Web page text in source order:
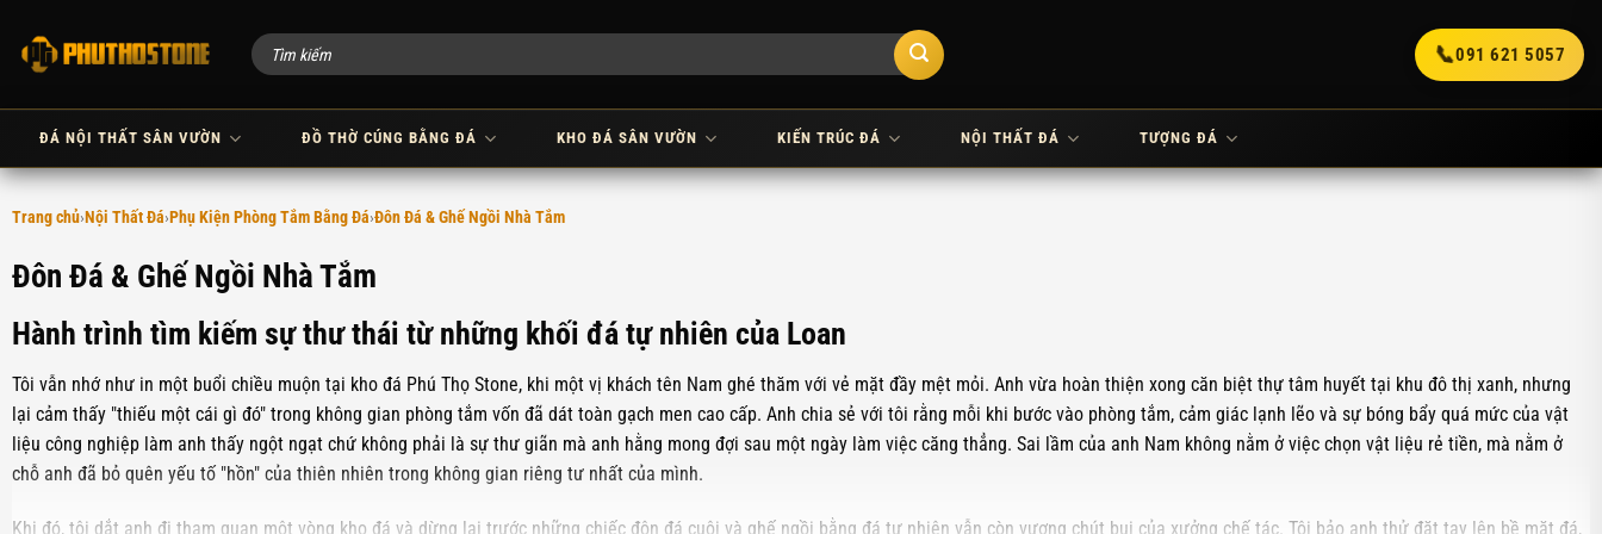
qua
dung
📞091 621 5057
ĐÁ NỘI THẤT SÂN VƯỜN ĐỒ THỜ CÚNG BẰNG ĐÁ KHO ĐÁ SÂN VƯỜN KIẾN TRÚC ĐÁ NỘI THẤT ĐÁ TƯỢNG ĐÁ
Trang chủ Nội Thất Đá Phụ Kiện Phòng Tắm Bằng Đá Đôn Đá & Ghế Ngồi Nhà Tắm
Đôn Đá & Ghế Ngồi Nhà Tắm
Hành trình tìm kiếm sự thư thái từ những khối đá tự nhiên của Loan
Tôi vẫn nhớ như in một buổi chiều muộn tại kho đá Phú Thọ Stone, khi một vị khách tên Nam ghé thăm với vẻ mặt đầy mệt mỏi. Anh vừa hoàn thiện xong căn biệt thự tâm huyết tại khu đô thị xanh, nhưng
lại cảm thấy "thiếu một cái gì đó" trong không gian phòng tắm vốn đã dát toàn gạch men cao cấp. Anh chia sẻ với tôi rằng mỗi khi bước vào phòng tắm, cảm giác lạnh lẽo và sự bóng bẩy quá mức của vật
liệu công nghiệp làm anh thấy ngột ngạt chứ không phải là sự thư giãn mà anh hằng mong đợi sau một ngày làm việc căng thẳng. Sai lầm của anh Nam không nằm ở việc chọn vật liệu rẻ tiền, mà nằm ở
chỗ anh đã bỏ quên yếu tố "hồn" của thiên nhiên trong không gian riêng tư nhất của mình.
Khi đó, tôi dắt anh đi tham quan một vòng kho đá và dừng lại trước những chiếc đôn đá cuội và ghế ngồi bằng đá tự nhiên vẫn còn vương chút bụi của xưởng chế tác. Tôi bảo anh thử đặt tay lên bề mặt đá,